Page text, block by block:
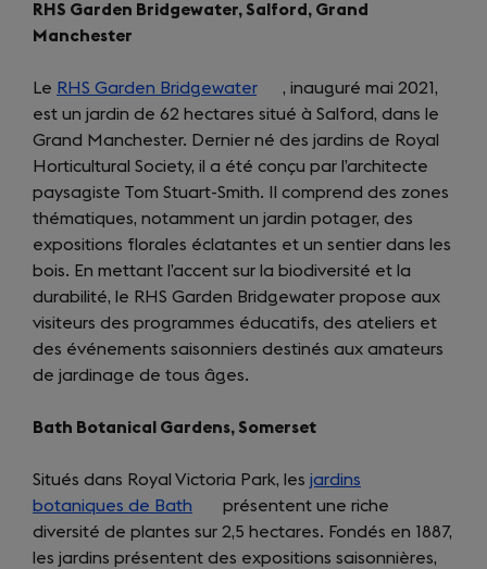
RHS Garden Bridgewater, Salford, Grand
Manchester
Le RHS Garden Bridgewater(opens
in
a
new
tab)
, inauguré mai 2021,
est un jardin de 62 hectares situé à Salford, dans le
Grand Manchester. Dernier né des jardins de Royal
Horticultural Society, il a été conçu par l’architecte
paysagiste Tom Stuart-Smith. Il comprend des zones
thématiques, notamment un jardin potager, des
expositions florales éclatantes et un sentier dans les
bois. En mettant l’accent sur la biodiversité et la
durabilité, le RHS Garden Bridgewater propose aux
visiteurs des programmes éducatifs, des ateliers et
des événements saisonniers destinés aux amateurs
de jardinage de tous âges.
Bath Botanical Gardens, Somerset
Situés dans Royal Victoria Park, les jardins
botaniques de Bath (opens
in
a
présentent une riche
diversité de plantes sur 2,5 hectares. Fondés en 1887,
les jardins présentent des expositions saisonnières,